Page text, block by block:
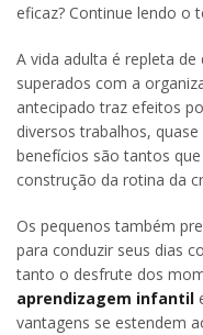
eficaz? Continue lendo o
A vida adulta é repleta
superados com a
antecipado traz efeitos
diversos trabalhos,
benefícios são tantos
construção da rotina da
Os pequenos também
para conduzir seus dias
tanto o desfrute dos
aprendizagem infantil
vantagens se estendem